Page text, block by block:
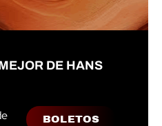
DE HANS
BOLETOS